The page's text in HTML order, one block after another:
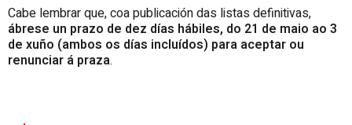
Cabe lembrar que, coa publicación das listas definitivas,
ábrese un prazo de dez días hábiles, do 21 de maio ao 3
de xuño (ambos os días incluídos) para aceptar ou
renunciar á praza.